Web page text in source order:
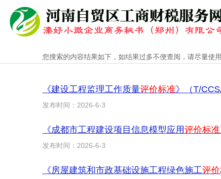
您搜索的内容结果如下，如结果过多不便查阅，请尽量使
《建设工程监理工作质量评价标准》（T/
发布时间：2026-6-3
《成都市工程建设项目信息模型应用评价标准
发布时间：2026-6-3
《房屋建筑和市政基础设施工程绿色施工评